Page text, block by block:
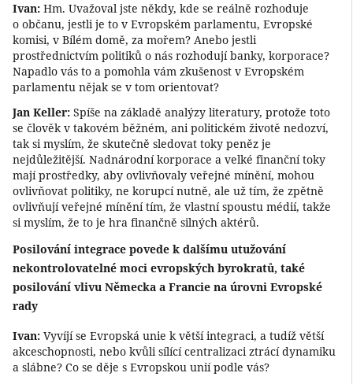
Ivan: Hm. Uvažoval jste někdy, kde se reálně rozhoduje
o občanu, jestli je to v Evropském parlamentu, Evropské
komisi, v Bílém domě, za mořem? Anebo jestli
prostřednictvím politiků o nás rozhodují banky, korporace?
Napadlo vás to a pomohla vám zkušenost v Evropském
parlamentu nějak se v tom orientovat?
Jan Keller: Spíše na základě analýzy literatury, protože toto
se člověk v takovém běžném, ani politickém životě nedozví,
tak si myslím, že skutečně sledovat toky peněz je
nejdůležitější. Nadnárodní korporace a velké finanční toky
mají prostředky, aby ovlivňovaly veřejné mínění, mohou
ovlivňovat politiky, ne korupcí nutně, ale už tím, že zpětně
ovlivňují veřejné mínění tím, že vlastní spoustu médií, takže
si myslím, že to je hra finančně silných aktérů.
Posilování integrace povede k dalšímu utužování
nekontrolovatelné moci evropských byrokratů, také
posilování vlivu Německa a Francie na úrovni Evropské
rady
Ivan: Vyvíjí se Evropská unie k větší integraci, a tudíž větší
akceschopnosti, nebo kvůli sílící centralizaci ztrácí dynamiku
a slábne? Co se děje s Evropskou unií podle vás?